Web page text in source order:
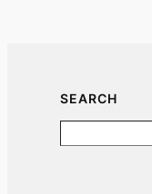
SEARCH